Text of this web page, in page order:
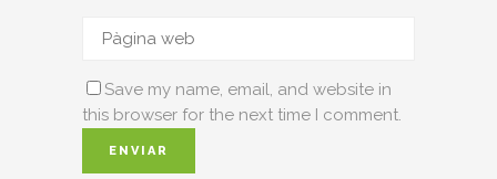
Save my name, email, and website in
this browser for the next time I comment.